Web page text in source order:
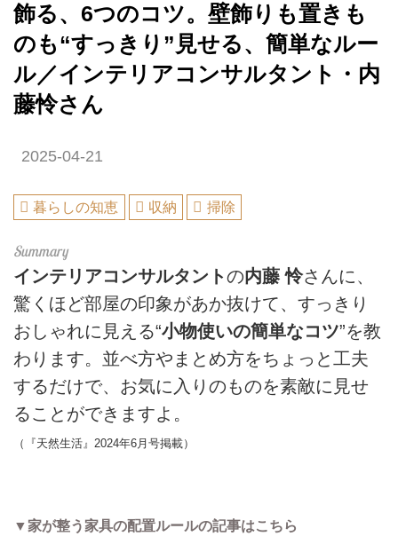
飾る、6つのコツ。壁飾りも置きも
のも“すっきり”見せる、簡単なルー
ル／インテリアコンサルタント・内
藤怜さん
2025-04-21
暮らしの知恵 収納 掃除
インテリアコンサルタントの内藤 怜さんに、
驚くほど部屋の印象があか抜けて、すっきり
おしゃれに見える“小物使いの簡単なコツ”を教
わります。並べ方やまとめ方をちょっと工夫
するだけで、お気に入りのものを素敵に見せ
ることができますよ。
（『天然生活』2024年6月号掲載）
▼家が整う家具の配置ルールの記事はこちら